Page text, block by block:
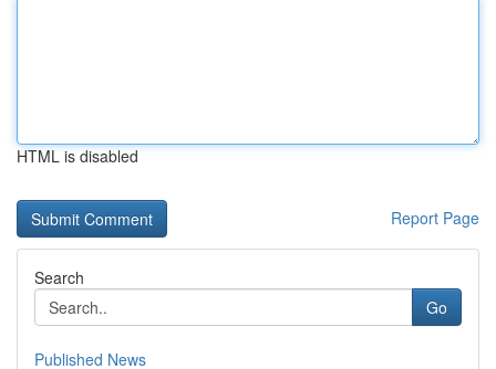
HTML is disabled
Report Page
Search
Go
Published News